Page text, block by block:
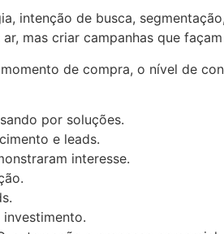
intenção de busca,
mas criar campanhas que
de compra, o nível de
por soluções.
e leads.
interesse.